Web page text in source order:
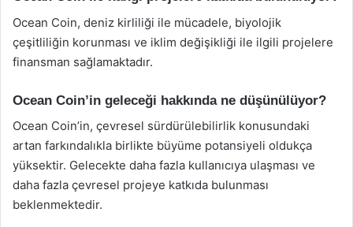
Ocean Coin, deniz kirliliği ile mücadele, biyolojik
çeşitliliğin korunması ve iklim değişikliği ile ilgili projelere
finansman sağlamaktadır.
Ocean Coin’in geleceği hakkında ne düşünülüyor?
Ocean Coin’in, çevresel sürdürülebilirlik konusundaki
artan farkındalıkla birlikte büyüme potansiyeli oldukça
yüksektir. Gelecekte daha fazla kullanıcıya ulaşması ve
daha fazla çevresel projeye katkıda bulunması
beklenmektedir.